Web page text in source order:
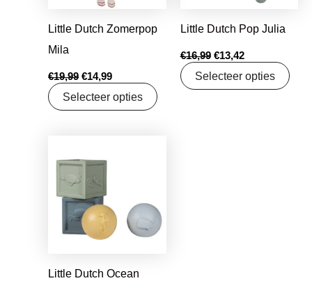
Little Dutch Zomerpop
Mila
€19,99 €14,99
Selecteer opties
Little Dutch Pop Julia
€16,99 €13,42
Selecteer opties
Little Dutch Ocean
was:
€16,95.